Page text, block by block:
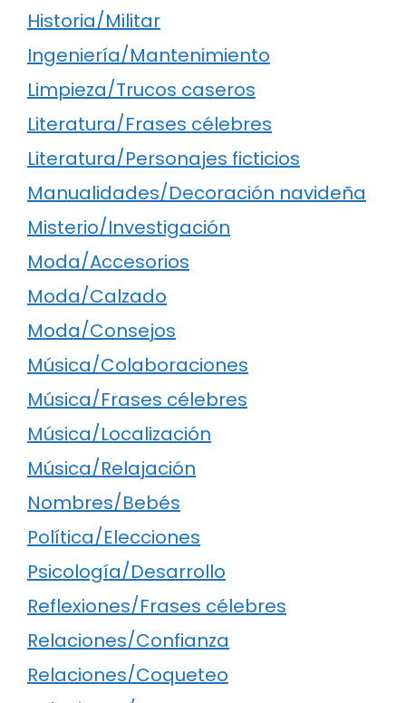
Historia/Militar
Ingeniería/Mantenimiento
Limpieza/Trucos caseros
Literatura/Frases célebres
Literatura/Personajes ficticios
Manualidades/Decoración navideña
Misterio/Investigación
Moda/Accesorios
Moda/Calzado
Moda/Consejos
Música/Colaboraciones
Música/Frases célebres
Música/Localización
Música/Relajación
Nombres/Bebés
Política/Elecciones
Psicología/Desarrollo
Reflexiones/Frases célebres
Relaciones/Confianza
Relaciones/Coqueteo